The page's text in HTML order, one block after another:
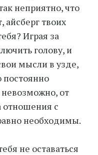
неприятно, что
айсберг твоих
Играя за
голову, и
мысли в узде,
постоянно
невозможно, от
отношения с
необходимы.
не оставаться